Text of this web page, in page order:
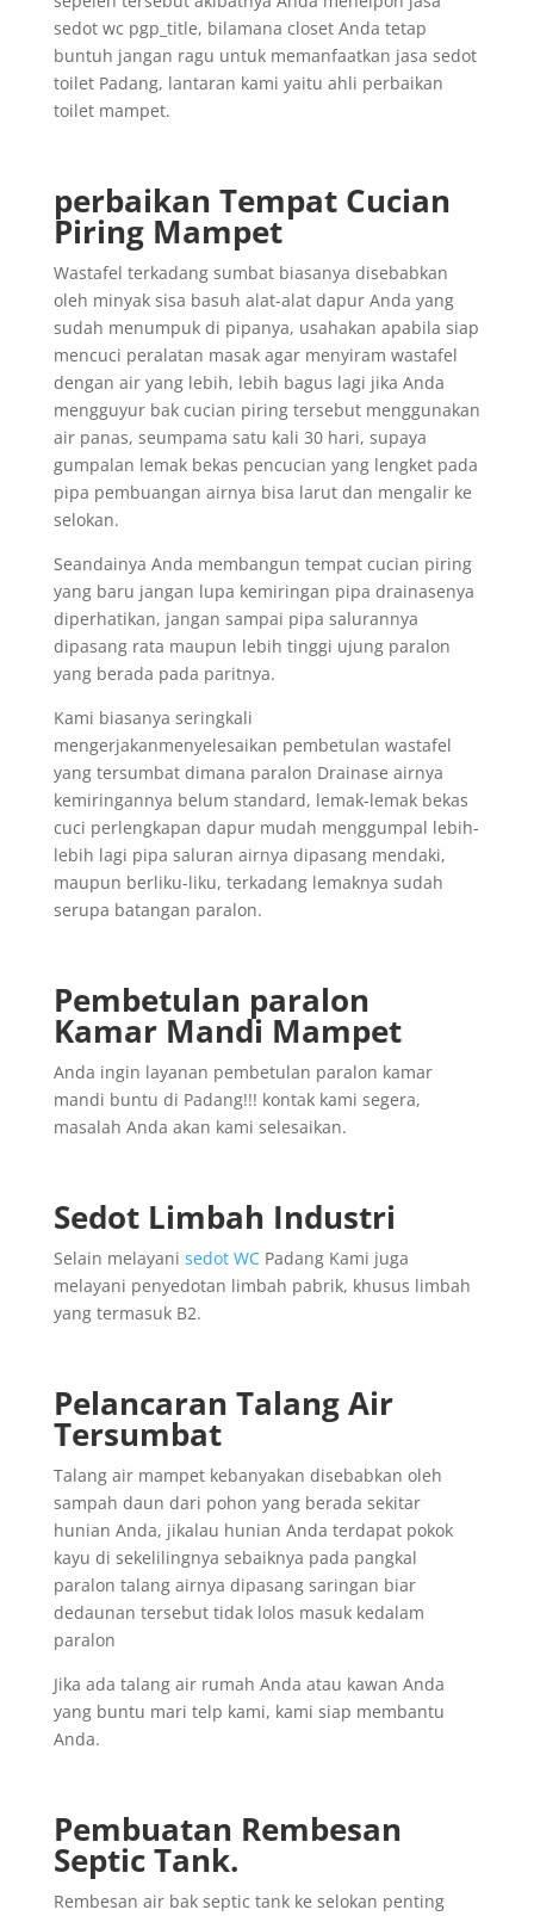
sedot wc pgp_title, bilamana closet Anda tetap
buntuh jangan ragu untuk memanfaatkan jasa sedot
toilet Padang, lantaran kami yaitu ahli perbaikan
toilet mampet.
perbaikan Tempat Cucian
Piring Mampet
Wastafel terkadang sumbat biasanya disebabkan
oleh minyak sisa basuh alat-alat dapur Anda yang
sudah menumpuk di pipanya, usahakan apabila siap
mencuci peralatan masak agar menyiram wastafel
dengan air yang lebih, lebih bagus lagi jika Anda
mengguyur bak cucian piring tersebut menggunakan
air panas, seumpama satu kali 30 hari, supaya
gumpalan lemak bekas pencucian yang lengket pada
pipa pembuangan airnya bisa larut dan mengalir ke
selokan.
Seandainya Anda membangun tempat cucian piring
yang baru jangan lupa kemiringan pipa drainasenya
diperhatikan, jangan sampai pipa salurannya
dipasang rata maupun lebih tinggi ujung paralon
yang berada pada paritnya.
Kami biasanya seringkali
mengerjakanmenyelesaikan pembetulan wastafel
yang tersumbat dimana paralon Drainase airnya
kemiringannya belum standard, lemak-lemak bekas
cuci perlengkapan dapur mudah menggumpal lebih-
lebih lagi pipa saluran airnya dipasang mendaki,
maupun berliku-liku, terkadang lemaknya sudah
serupa batangan paralon.
Pembetulan paralon
Kamar Mandi Mampet
Anda ingin layanan pembetulan paralon kamar
mandi buntu di Padang!!! kontak kami segera,
masalah Anda akan kami selesaikan.
Sedot Limbah Industri
Selain melayani sedot WCPadang Kami juga
melayani penyedotan limbah pabrik, khusus limbah
yang termasuk B2.
Pelancaran Talang Air
Tersumbat
Talang air mampet kebanyakan disebabkan oleh
sampah daun dari pohon yang berada sekitar
hunian Anda, jikalau hunian Anda terdapat pokok
kayu di sekelilingnya sebaiknya pada pangkal
paralon talang airnya dipasang saringan biar
dedaunan tersebut tidak lolos masuk kedalam
paralon
Jika ada talang air rumah Anda atau kawan Anda
yang buntu mari telp kami, kami siap membantu
Anda.
Pembuatan Rembesan
Septic Tank.
Rembesan air bak septic tank ke selokan penting